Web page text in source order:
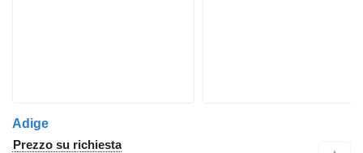
Adige
Prezzo su richiesta